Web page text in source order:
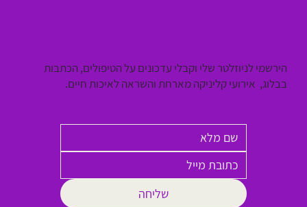
הירשמי לניוזלטר שלי וקבלי עדכונים על הטיפולים, הכתבות
בבלוג, אירועי קליניקה מארחת והשראה לאיכות חיים.
שליחה